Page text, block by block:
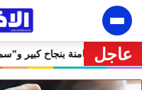
عاجل
🔥 مهرجان إفران الدولي يختتم